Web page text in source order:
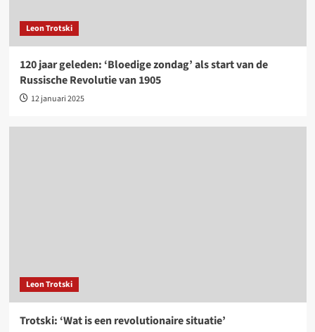
Leon Trotski
120 jaar geleden: ‘Bloedige zondag’ als start van de
Russische Revolutie van 1905
12 januari 2025
Leon Trotski
Trotski: ‘Wat is een revolutionaire situatie’